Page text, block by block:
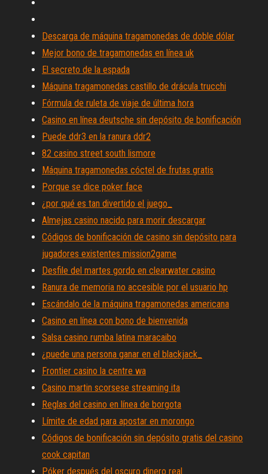
Descarga de máquina tragamonedas de doble dólar
Mejor bono de tragamonedas en línea uk
El secreto de la espada
Máquina tragamonedas castillo de drácula trucchi
Fórmula de ruleta de viaje de última hora
Casino en línea deutsche sin depósito de bonificación
Puede ddr3 en la ranura ddr2
82 casino street south lismore
Máquina tragamonedas cóctel de frutas gratis
Porque se dice poker face
¿por qué es tan divertido el juego_
Almejas casino nacido para morir descargar
Códigos de bonificación de casino sin depósito para
jugadores existentes mission2game
Desfile del martes gordo en clearwater casino
Ranura de memoria no accesible por el usuario hp
Escándalo de la máquina tragamonedas americana
Casino en línea con bono de bienvenida
Salsa casino rumba latina maracaibo
¿puede una persona ganar en el blackjack_
Frontier casino la centre wa
Casino martin scorsese streaming ita
Reglas del casino en línea de borgota
Límite de edad para apostar en morongo
Códigos de bonificación sin depósito gratis del casino
cook capitan
Póker después del oscuro dinero real